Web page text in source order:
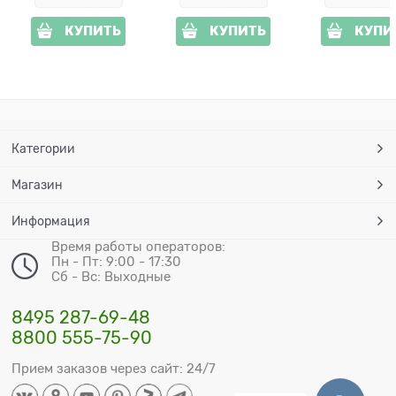
КУПИТЬ КУПИТЬ
Категории
Магазин
Информация
Время работы операторов:
Пн - Пт: 9:00 - 17:30
Сб - Вс: Выходные
8495 287-69-48
8800 555-75-90
Прием заказов через сайт: 24/7